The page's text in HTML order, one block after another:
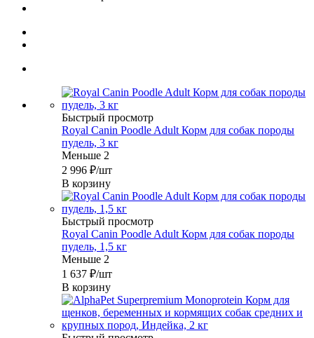
Быстрый просмотр
Royal Canin Poodle Adult Корм для собак породы
пудель, 3 кг
Меньше 2
2 996 ₽/шт
В корзину
Быстрый просмотр
Royal Canin Poodle Adult Корм для собак породы
пудель, 1,5 кг
Меньше 2
1 637 ₽/шт
В корзину